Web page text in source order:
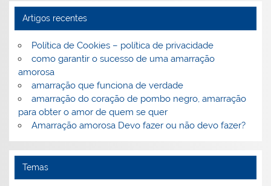
Artigos recentes
Política de Cookies – política de privacidade
como garantir o sucesso de uma amarração
amorosa
amarração que funciona de verdade
amarração do coração de pombo negro, amarração
para obter o amor de quem se quer
Amarração amorosa Devo fazer ou não devo fazer?
Temas